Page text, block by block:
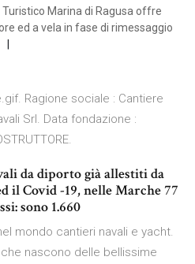
Turistico Marina di Ragusa offre
ed a vela in fase di rimessaggio
Ragione sociale : Cantiere
Srl. Data fondazione :
da diporto già allestiti da
il Covid -19, nelle Marche 77
sono 1.660
mondo cantieri navali e yacht.
nascono delle bellissime